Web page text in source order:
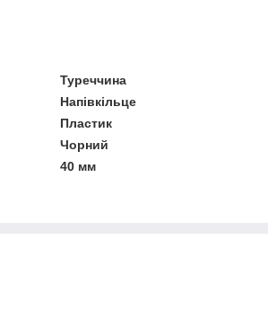
Туреччина
Напівкільце
Пластик
Чорний
40 мм